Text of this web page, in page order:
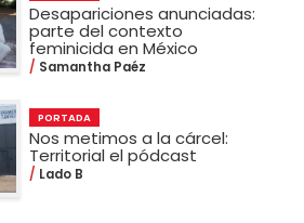
Desapariciones anunciadas:
parte del contexto
feminicida en México
Samantha Paéz
PORTADA
Nos metimos a la cárcel:
Territorial el pódcast
Lado B